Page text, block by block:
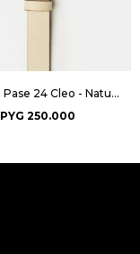
Cinturon Pase 24 Cleo - Natural
PYG 250.000